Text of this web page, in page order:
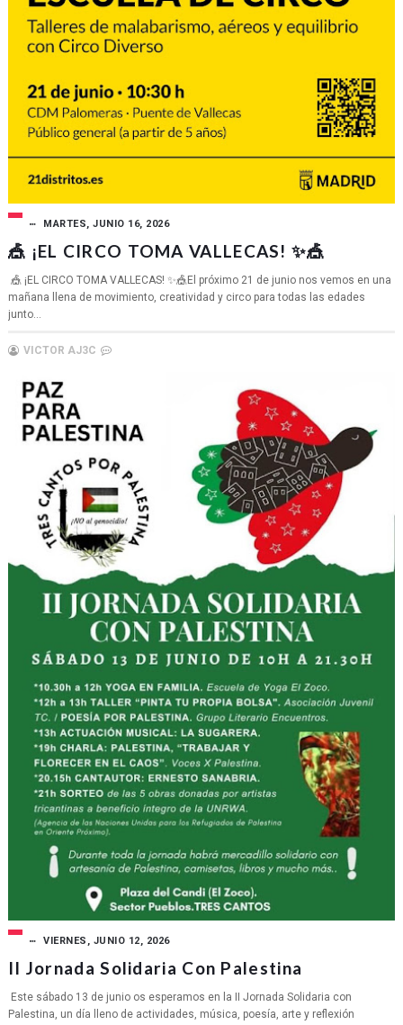
MARTES, JUNIO 16, 2026
🎪 ¡EL CIRCO TOMA VALLECAS! ✨🎪
🎪 ¡EL CIRCO TOMA VALLECAS! ✨🎪El próximo 21 de junio nos vemos en una
mañana llena de movimiento, creatividad y circo para todas las edades
junto...
VICTOR AJ3C
VIERNES, JUNIO 12, 2026
II Jornada Solidaria Con Palestina
Este sábado 13 de junio os esperamos en la II Jornada Solidaria con
Palestina, un día lleno de actividades, música, poesía, arte y reflexión